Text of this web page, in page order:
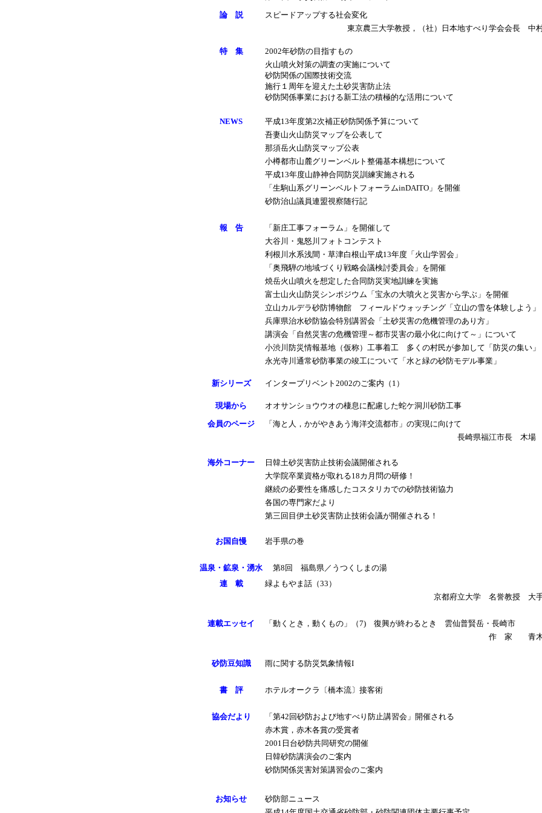
論 説
スピードアップする社会変化
東京農三大学教授，（社）日本地すべり学会会長
特 集
2002年砂防の目指すもの
火山噴火対策の調査の実施について
砂防関係の国際技術交流
施行１周年を迎えた土砂災害防止法
砂防関係事業における新工法の積極的な活用について
NEWS
平成13年度第2次補正砂防関係予算について
吾妻山火山防災マップを公表して
那須岳火山防災マップ公表
小樽都市山麓グリーンベルト整備基本構想について
平成13年度山静神合同防災訓練実施される
「生駒山系グリーンベルトフォーラムinDAITO」を開催
砂防治山議員連盟視察随行記
報 告
「新庄工事フォーラム」を開催して
大谷川・鬼怒川フォトコンテスト
利根川水系浅間・草津白根山平成13年度「火山学習会」
「奥飛騨の地域づくり戦略会議検討委員会」を開催
焼岳火山噴火を想定した合同防災実地訓練を実施
富士山火山防災シンポジウム「宝永の大噴火と災害から学ぶ」を開催
立山カルデラ砂防博物館 フィールドウォッチング「立山の雪を体験しよう」
兵庫県治水砂防協会特別講習会「土砂災害の危機管理のあり方」
講演会「自然災害の危機管理～都市災害の最小化に向けて～」について
小渋川防災情報基地（仮称）工事着工 多くの村民が参加して「防災の集い」
永光寺川通常砂防事業の竣工について「水と緑の砂防モデル事業」
新シリーズ インタープリベント2002のご案内（1）
現場から
オオサンショウウオの棲息に配慮した蛇ケ洞川砂防工事
会員のページ
「海と人，かがやきあう海洋交流都市」の実現に向けて
長崎県福江市長 木場
海外コーナー
日韓土砂災害防止技術会議開催される
大学院卒業資格が取れる18カ月問の研修！
継続の必要性を痛感したコスタリカでの砂防技術協力
各国の専門家だより
第三回目伊土砂災害防止技術会議が開催される！
お国自慢 岩手県の巻
温泉・鉱泉・湧水
第8回 福島県／うつくしまの湯
連 載
緑よもやま話（33）
京都府立大学 名誉教授 大
連載エッセイ
「動くとき，動くもの」（7) 復興が終わるとき 雲仙普賢岳・長崎市
作 家 青
砂防豆知識 雨に関する防災気象情報I
書 評 ホテルオークラ〔橋本流〕接客術
協会だより
「第42回砂防および地すべり防止講習会」開催される
赤木賞，赤木各賞の受賞者
2001日台砂防共同研究の開催
日韓砂防講演会のご案内
砂防関係災害対策講習会のご案内
お知らせ
砂防部ニュース